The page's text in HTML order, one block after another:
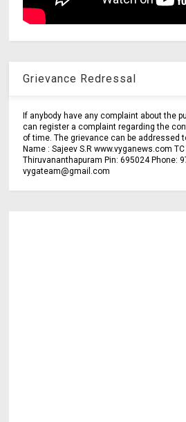
Grievance Redressal
If anybody have any complaint about the
can register a complaint regarding the
of time. The grievance can be addressed
Name : Sajeev S.R www.vyganews.com
Thiruvananthapuram Pin: 695024 Phone:
vygateam@gmail.com